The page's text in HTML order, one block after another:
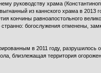
храма
из каннского храма в 2013
кончины равноапостольного
богослужения отменены,
в 2011 году, разрушилось
близлежащая территория